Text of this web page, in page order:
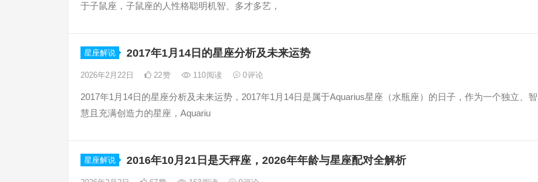
于子鼠座，子鼠座的人性格聪明机智、多才多艺，
星座解说 2017年1月14日的星座分析及未来运势
2026年2月22日 22赞 110阅读 0评论
2017年1月14日的星座分析及未来运势，2017年1月14日是属于Aquarius星座（水瓶座）的日子，作为一个独立、智
慧且充满创造力的星座，Aquariu
星座解说 2016年10月21日是天秤座，2026年年龄与星座配对全解析